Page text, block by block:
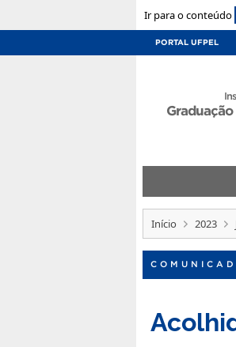
Ir para o conteúdo
PORTAL UFPEL
Início 2023